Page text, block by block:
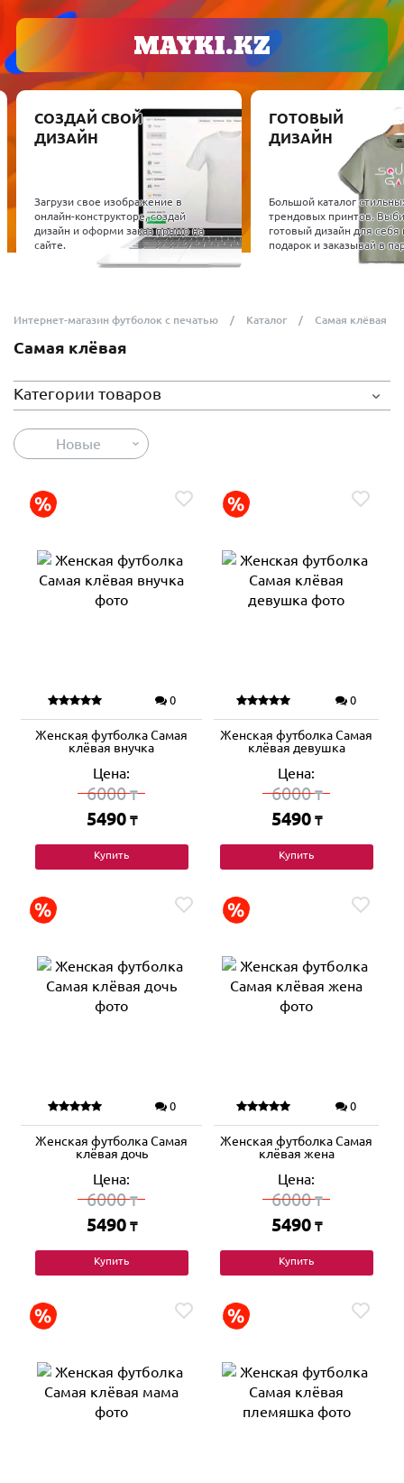
СОЗДАЙ СВОЙ
ДИЗАЙН
Загрузи свое изображение в
онлайн-конструкторе, создай
дизайн и оформи заказ прямо на
сайте.
ГОТОВЫЙ
ДИЗАЙН
Большой каталог
трендовых принтов.
готовый дизайн для себя
подарок и заказывай в
Интернет-магазин футболок с печатью Каталог Самая клёвая
Самая клёвая
Категории товаров
Новые
0
Женская футболка Самая
клёвая внучка
Цена:
6000₸
5490 ₸
Купить
0
Женская футболка Самая
клёвая девушка
Цена:
6000₸
5490 ₸
Купить
0
Женская футболка Самая
клёвая дочь
Цена:
6000₸
5490 ₸
Купить
0
Женская футболка Самая
клёвая жена
Цена:
6000₸
5490 ₸
Купить